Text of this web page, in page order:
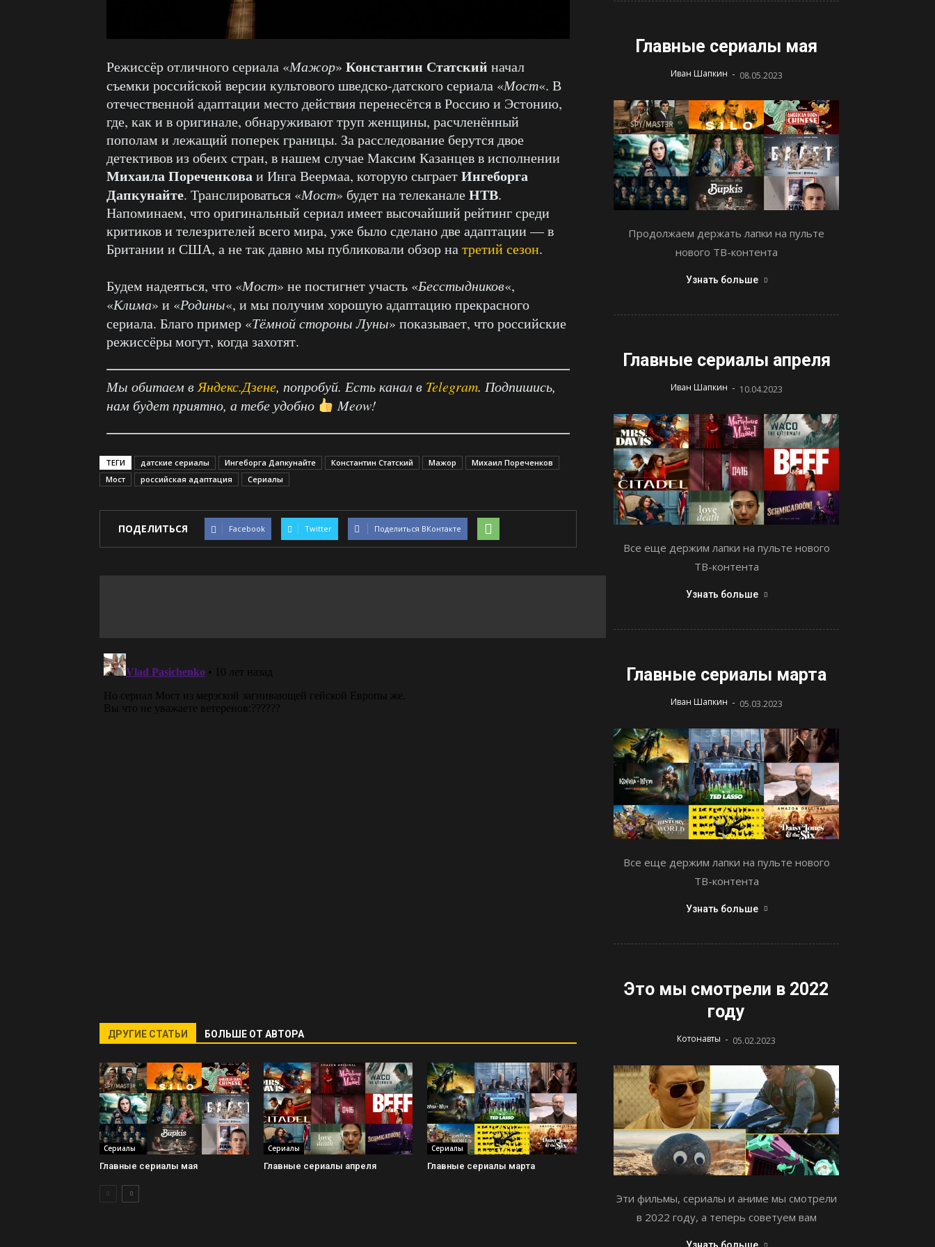
Режиссёр отличного сериала «Мажор» Константин Статский начал
съемки российской версии культового шведско-датского сериала «Мост«. В
отечественной адаптации место действия перенесётся в Россию и Эстонию,
где, как и в оригинале, обнаруживают труп женщины, расчленённый
пополам и лежащий поперек границы. За расследование берутся двое
детективов из обеих стран, в нашем случае Максим Казанцев в исполнении
Михаила Пореченковаи Инга Веермаа, которую сыграетИнгеборга
Дапкунайте. Транслироваться «Мост» будет на телеканалеНТВ.
Напоминаем, что оригинальный сериал имеет высочайший рейтинг среди
критиков и телезрителей всего мира, уже было сделано две адаптации — в
Британии и США, а не так давно мы публиковали обзор натретий сезон.
Будем надеяться, что «Мост» не постигнет участь «Бесстыдников«,
«Клима» и «Родины«, и мы получим хорошую адаптацию прекрасного
сериала. Благо пример «Тёмной стороны Луны» показывает, что российские
режиссёры могут, когда захотят.
Мы обитаем в Яндекс.Дзене, попробуй. Есть канал в Telegram. Подпишись,
нам будет приятно, а тебе удобно
Meow!
ТЕГИ датские сериалы Ингеборга Дапкунайте Константин Статский Мажор
Михаил Пореченков
Мост
российская адаптация Сериалы
ПОДЕЛИТЬСЯ Facebook Twitter Поделиться ВКонтакте
ДРУГИЕ СТАТЬИ БОЛЬШЕ ОТ АВТОРА
Сериалы
Главные сериалы мая
Сериалы
Главные сериалы апреля
Сериалы
Главные сериалы марта
Главные сериалы мая
Иван Шапкин - 08.05.2023
Продолжаем держать лапки на пульте
нового ТВ-контента
Узнать больше
Главные сериалы апреля
Иван Шапкин - 10.04.2023
Все еще держим лапки на пульте нового
ТВ-контента
Узнать больше
Главные сериалы марта
Иван Шапкин - 05.03.2023
Все еще держим лапки на пульте нового
ТВ-контента
Узнать больше
Это мы смотрели в 2022
году
Котонавты - 05.02.2023
Эти фильмы, сериалы и аниме мы смотрели
в 2022 году, а теперь советуем вам